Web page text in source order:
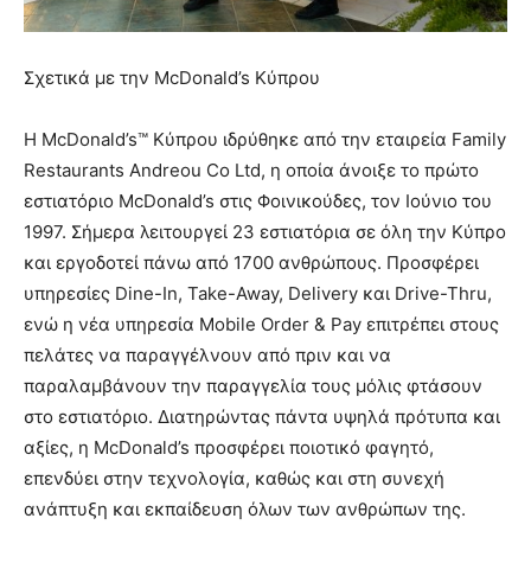
Σχετικά με την McDonald’s Κύπρου
Η McDonald’s™ Κύπρου ιδρύθηκε από την εταιρεία Family
Restaurants Andreou Co Ltd, η οποία άνοιξε το πρώτο
εστιατόριο McDonald’s στις Φοινικούδες, τον Ιούνιο του
1997. Σήμερα λειτουργεί 23 εστιατόρια σε όλη την Κύπρο
και εργοδοτεί πάνω από 1700 ανθρώπους. Προσφέρει
υπηρεσίες Dine-In, Take-Away, Delivery και Drive-Thru,
ενώ η νέα υπηρεσία Mobile Order & Pay επιτρέπει στους
πελάτες να παραγγέλνουν από πριν και να
παραλαμβάνουν την παραγγελία τους μόλις φτάσουν
στο εστιατόριο. Διατηρώντας πάντα υψηλά πρότυπα και
αξίες, η McDonald’s προσφέρει ποιοτικό φαγητό,
επενδύει στην τεχνολογία, καθώς και στη συνεχή
ανάπτυξη και εκπαίδευση όλων των ανθρώπων της.